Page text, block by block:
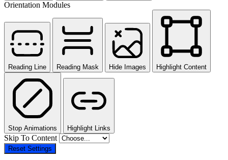
Orientation Modules
Reading Line Reading Mask Hide Images Highlight Content
Stop Animations Highlight Links
Skip To Content
Reset Settings